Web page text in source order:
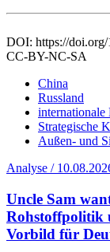
DOI: https://
CC-BY-NC-SA
China
Russland
internationale
Strategische
Außen- und
Analyse /
Uncle Sam
Rohstoffpolitik
Vorbild für